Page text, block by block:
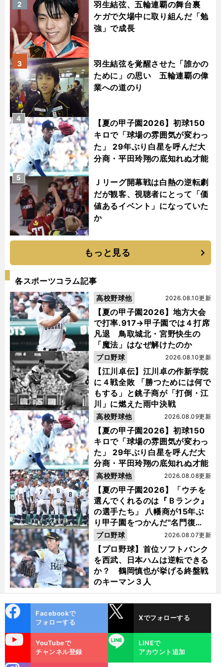
羽生結弦、五輪連覇の舞台裏
ケガで欠場中に取り組んだ「勉
強」で成長
2
羽生結弦を覚醒させた「誰かの
ために」の思い 五輪連覇の偉
業への道のり
3
【夏の甲子園2026】初球150
キロで「球場の雰囲気が変わっ
た」 29年ぶり白星を呼んだ大
分商・平田玲翔の底知れぬ才能
4
Ｊリーグ開幕戦は白熱の逆転劇
だが観客、視聴者にとって「価
値あるイベント」になっていた
か
5
もっと見る
各スポーツコラム記事
【夏の甲子園2026】地方大会
で打率.917→甲子園では４打席
凡退 鳥取城北・宮野快生の
「魔法」はなぜ解けたのか
2026.08.10更新
高校野球他
【江川卓伝】江川卓の作新学院
に４戦全敗 「勝つためには何で
もする」と銚子商が「打倒・江
川」に燃えた雨中決戦
2026.08.10更新
プロ野球
【夏の甲子園2026】初球150
キロで「球場の雰囲気が変わっ
た」 29年ぶり白星を呼んだ大
分商・平田玲翔の底知れぬ才能
2026.08.09更新
高校野球他
【夏の甲子園2026】「ウチを
選んでくれるのは『Ｂランク』
の選手たち」 八幡商が15年ぶ
り甲子園をつかんだ"名門復
活"の舞台裏
2026.08.08更新
高校野球他
【プロ野球】首位ソフトバンク
を西武、日本ハムは逆転できる
か？ 鶴岡慎也が挙げる終盤戦
のキーマン３人
2026.08.07更新
プロ野球
ok
Facebookで
フォローする
Xでフォローする
YouTubeで
チャンネル登録
LINE
LINEで
アカウント追加